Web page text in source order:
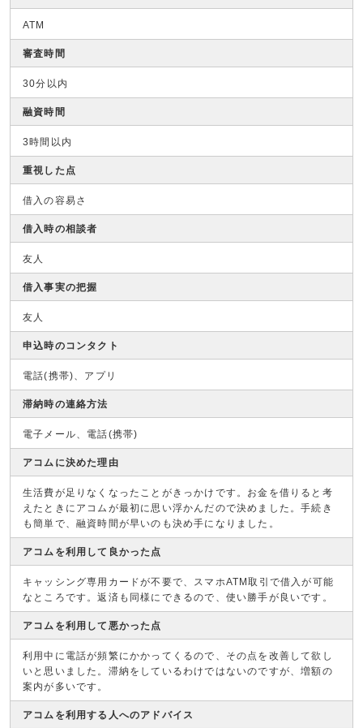
ATM
審査時間
30分以内
融資時間
3時間以内
重視した点
借入の容易さ
借入時の相談者
友人
借入事実の把握
友人
申込時のコンタクト
電話(携帯)、アプリ
滞納時の連絡方法
電子メール、電話(携帯)
アコムに決めた理由
生活費が足りなくなったことがきっかけです。お金を借りると考
えたときにアコムが最初に思い浮かんだので決めました。手続き
も簡単で、融資時間が早いのも決め手になりました。
アコムを利用して良かった点
キャッシング専用カードが不要で、スマホATM取引で借入が可能
なところです。返済も同様にできるので、使い勝手が良いです。
アコムを利用して悪かった点
利用中に電話が頻繁にかかってくるので、その点を改善して欲し
いと思いました。滞納をしているわけではないのですが、増額の
案内が多いです。
アコムを利用する人へのアドバイス